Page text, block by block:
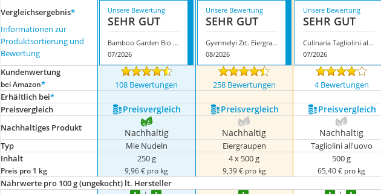
Vergleichsergebnis*
Informationen zur
Produktsortierung und
Bewertung
Unsere Bewertung
SEHR GUT
Bamboo Garden Bio Eier Mie-Nudeln
07/2026
Unsere Bewertung
SEHR GUT
‎Gyermelyi Zrt. Eiergraupen
08/2026
Unsere Bewertung
SEHR GUT
Culinaria Tagliolini all'uovo
07/2026
Kundenwertung
bei Amazon* 108 Bewertungen 258 Bewertungen 4 Bewertungen
Erhältlich bei*
Preis­vergleich
Preis­vergleich Preis­vergleich Preis­vergleich
Nachhaltiges Produkt Nachhaltig Nachhaltig Nachhaltig
Typ Mie Nudeln Eiergraupen Tagliolini all'uovo
Inhalt
Preis pro 1 kg
250 g
9,96 € pro kg
4 x 500 g
9,39 € pro kg
500 g
65,40 € pro kg
Nährwerte pro 100 g (ungekocht) lt. Hersteller